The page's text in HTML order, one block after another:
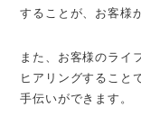
することが、お客様
また、お客様のライ
ヒアリングすること
手伝いができます。